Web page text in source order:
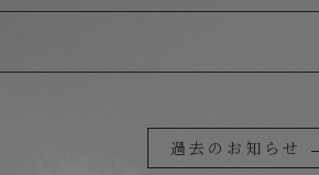
過去のお知らせ